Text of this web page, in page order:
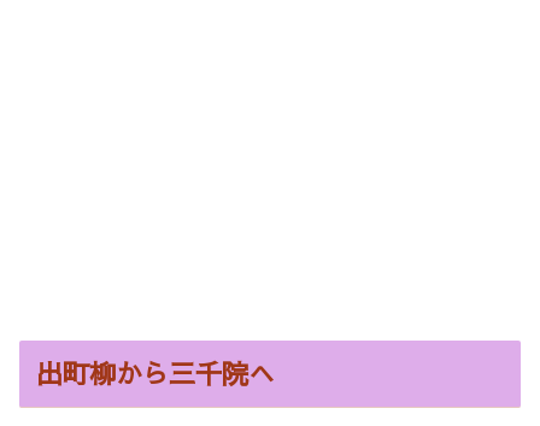
出町柳から三千院へ